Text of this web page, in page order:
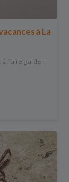
à La
à faire garder